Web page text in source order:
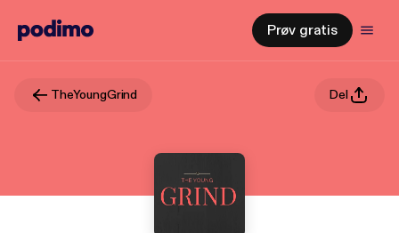
Prøv gratis
TheYoungGrind Del